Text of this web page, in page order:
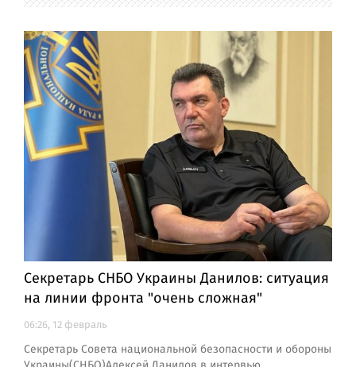
Секретарь СНБО Украины Данилов: ситуация
на линии фронта "очень сложная"
06:26, 12 февраль
Секретарь Совета национальной безопасности и обороны